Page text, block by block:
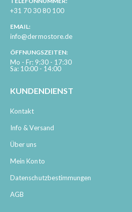
+31 70 30 80 100
EMAIL:
info@dermostore.de
ÖFFNUNGSZEITEN:
Mo - Fr: 9:30 - 17:30
Sa: 10:00 - 14:00
KUNDENDIENST
Kontakt
Info & Versand
Über uns
Mein Konto
Datenschutzbestimmungen
AGB